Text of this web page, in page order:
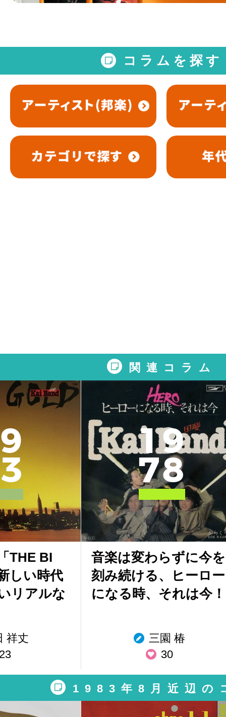
コラムを探す
関連コラム
9
3
THE BI
しい時代
リアルな
祥丈
1 9
78
音楽は変わらずに今を
刻み続ける、ヒーロー
になる時、それは今！
三園 椿
30
1983年8月近辺の